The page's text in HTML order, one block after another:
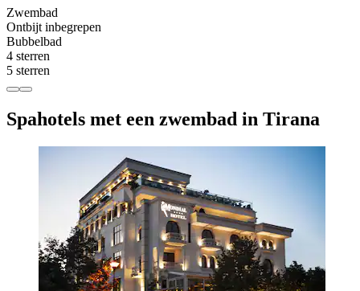
Zwembad
Ontbijt inbegrepen
Bubbelbad
4 sterren
5 sterren
Spahotels met een zwembad in Tirana